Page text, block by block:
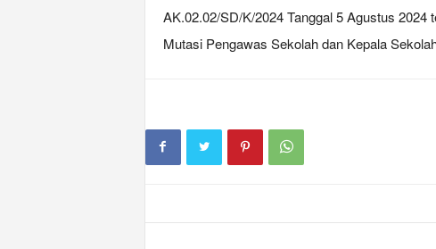
ΑΚ.02.02/SD/K/2024 Tanggal 5 Agustus 2024
Mutasi Pengawas Sekolah dan Kepala